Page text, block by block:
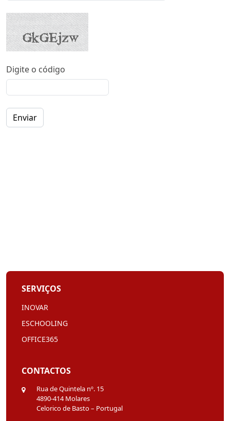
Digite o código
Enviar
SERVIÇOS
INOVAR
ESCHOOLING
OFFICE365
CONTACTOS
Rua de Quintela nº. 15
4890-414 Molares
Celorico de Basto – Portugal